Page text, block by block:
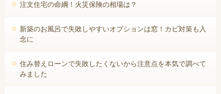
注文住宅の命綱！火災保険の相場は？
新築のお風呂で失敗しやすいオプションは窓！カビ対策も入
念に
住み替えローンで失敗したくないから注意点を本気で調べて
みました